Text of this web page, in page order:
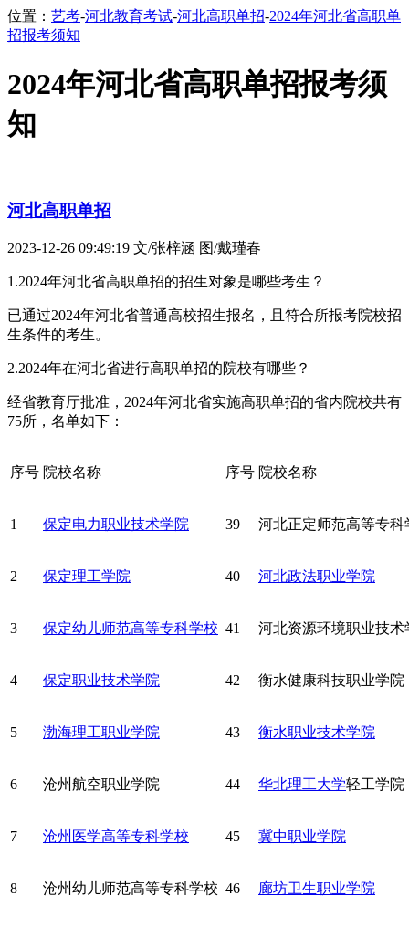
位置： 艺考-河北教育考试-河北高职单招-2024年河北省高职单
招报考须知
2024年河北省高职单招报考须
知
河北高职单招
2023-12-26 09:49:19 文/张梓涵 图/戴瑾春
1.2024年河北省高职单招的招生对象是哪些考生？
已通过2024年河北省普通高校招生报名，且符合所报考院校招
生条件的考生。
2.2024年在河北省进行高职单招的院校有哪些？
经省教育厅批准，2024年河北省实施高职单招的省内院校共有
75所，名单如下：
序号 院校名称 序号 院校名称
1 保定电力职业技术学院 39 河北正定师范高等专科
2 保定理工学院 40 河北政法职业学院
3 保定幼儿师范高等专科学校 41 河北资源环境职业技术
4 保定职业技术学院 42 衡水健康科技职业学院
5 渤海理工职业学院 43 衡水职业技术学院
6 沧州航空职业学院 44 华北理工大学轻工学院
7 沧州医学高等专科学校 45 冀中职业学院
8 沧州幼儿师范高等专科学校 46 廊坊卫生职业学院